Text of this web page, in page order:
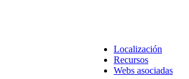
Localización
Recursos
Webs asociadas